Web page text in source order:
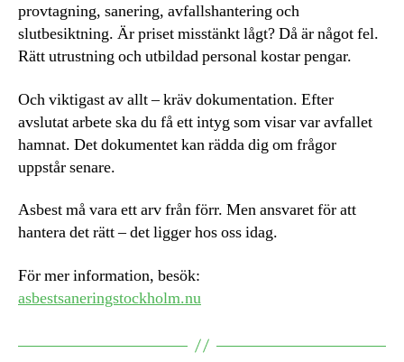
provtagning, sanering, avfallshantering och
slutbesiktning. Är priset misstänkt lågt? Då är något fel.
Rätt utrustning och utbildad personal kostar pengar.
Och viktigast av allt – kräv dokumentation. Efter
avslutat arbete ska du få ett intyg som visar var avfallet
hamnat. Det dokumentet kan rädda dig om frågor
uppstår senare.
Asbest må vara ett arv från förr. Men ansvaret för att
hantera det rätt – det ligger hos oss idag.
För mer information, besök:
asbestsaneringstockholm.nu